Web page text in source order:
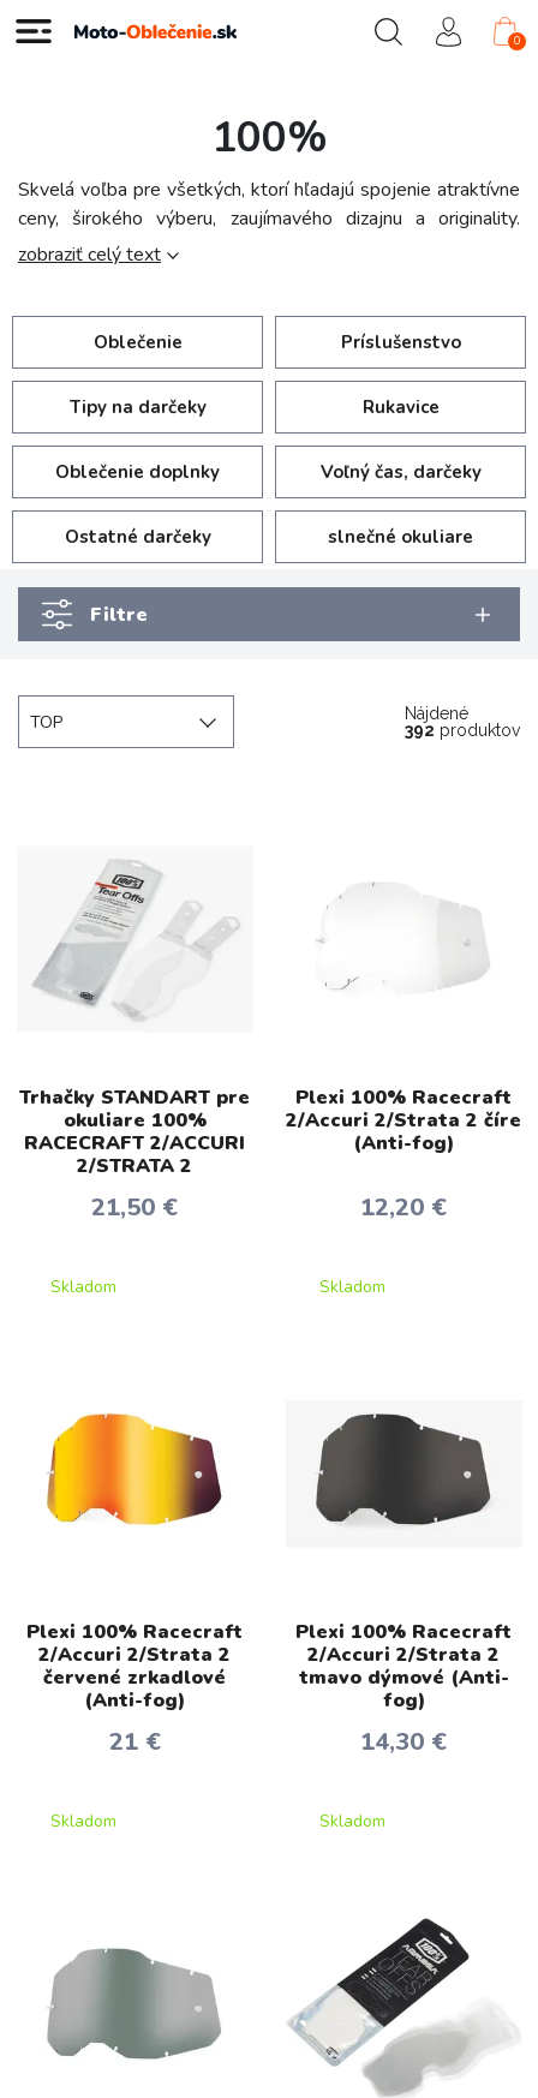
0
100%
Skvelá voľba pre všetkých, ktorí hľadajú spojenie atraktívne
ceny, širokého výberu, zaujímavého dizajnu a originality.
Americká značka, ktorá zaujme každého milovníka motocros.
značky neurobíte sebemenší chybu.
zobraziť celý text
Oblečenie Príslušenstvo
Tipy na darčeky Rukavice
Oblečenie doplnky Voľný čas, darčeky
Ostatné darčeky slnečné okuliare
Filtre
Nájdené
392 produktov
TOP
Trhačky STANDART pre
okuliare 100%
RACECRAFT 2/ACCURI
2/STRATA 2
21,50 €
Skladom
Plexi 100% Racecraft
2/Accuri 2/Strata 2 číre
(Anti-fog)
12,20 €
Skladom
Plexi 100% Racecraft
2/Accuri 2/Strata 2
červené zrkadlové
(Anti-fog)
21 €
Skladom
Plexi 100% Racecraft
2/Accuri 2/Strata 2
tmavo dýmové (Anti-
fog)
14,30 €
Skladom